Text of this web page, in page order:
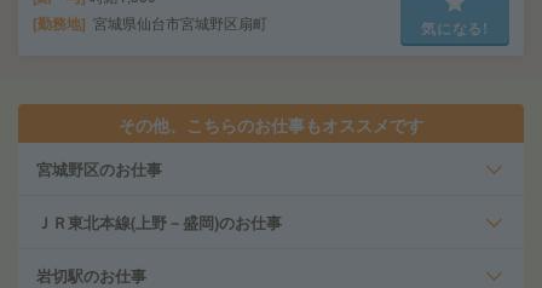
勤務地 宮城県仙台市宮城野区扇町 気になる!
その他、こちらのお仕事もオススメです
宮城野区のお仕事
ＪＲ東北本線(上野－盛岡)のお仕事
岩切駅のお仕事